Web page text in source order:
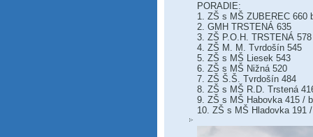
PORADIE:
1. ZŠ s MŠ ZUBEREC 660
2. GMH TRSTENÁ 635
3. ZŠ P.O.H. TRSTENÁ 578
4. ZŠ M. M. Tvrdošín 545
5. ZŠ s MŠ Liesek 543
6. ZŠ s MŠ Nižná 520
7. ZŠ Š.Š. Tvrdošín 484
8. ZŠ s MŠ R.D. Trstená
9. ZŠ s MŠ Habovka 415 /
10. ZŠ s MŠ Hladovka 191